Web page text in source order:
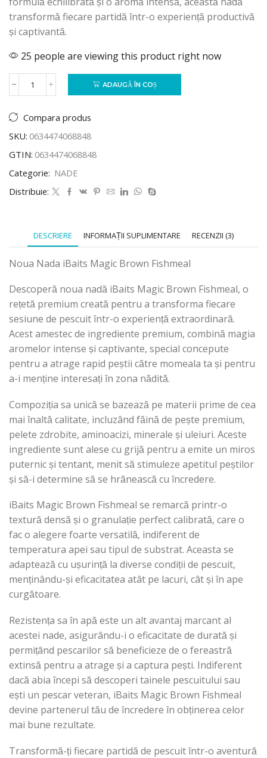
transformă fiecare partidă într-o experiență productivă
și captivantă.
25 people are viewing this product right now
ADAUGĂ ÎN COȘ
Compara produs
SKU: 0634474068848
GTIN: 0634474068848
Categorie: NADE
Distribuie:
DESCRIERE INFORMAȚII SUPLIMENTARE RECENZII (3)
Noua Nada iBaits Magic Brown Fishmeal
Descoperă noua nadă iBaits Magic Brown Fishmeal, o
rețetă premium creată pentru a transforma fiecare
sesiune de pescuit într-o experiență extraordinară.
Acest amestec de ingrediente premium, combină magia
aromelor intense și captivante, special concepute
pentru a atrage rapid peștii către momeala ta și pentru
a-i menține interesați în zona nădită.
Compoziția sa unică se bazează pe materii prime de cea
mai înaltă calitate, incluzând făină de pește premium,
pelete zdrobite, aminoacizi, minerale și uleiuri. Aceste
ingrediente sunt alese cu grijă pentru a emite un miros
puternic și tentant, menit să stimuleze apetitul peștilor
și să-i determine să se hrănească cu încredere.
iBaits Magic Brown Fishmeal se remarcă printr-o
textură densă și o granulație perfect calibrată, care o
fac o alegere foarte versatilă, indiferent de
temperatura apei sau tipul de substrat. Aceasta se
adaptează cu ușurință la diverse condiții de pescuit,
menținându-și eficacitatea atât pe lacuri, cât și în ape
curgătoare.
Rezistența sa în apă este un alt avantaj marcant al
acestei nade, asigurându-i o eficacitate de durată și
permițând pescarilor să beneficieze de o fereastră
extinsă pentru a atrage și a captura pești. Indiferent
dacă abia începi să descoperi tainele pescuitului sau
ești un pescar veteran, iBaits Magic Brown Fishmeal
devine partenerul tău de încredere în obținerea celor
mai bune rezultate.
Transformă-ți fiecare partidă de pescuit într-o aventură